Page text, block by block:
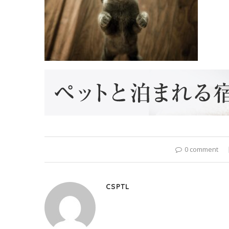
0 comment
CSPTL